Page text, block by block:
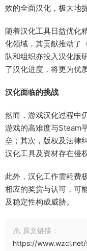
效的全面汉化，极大地
随着汉化工具日益优化
化领域，其贡献推动了
队和组织亦投入汉化版
了汉化进度，将更为优
汉化面临的挑战
然而，游戏汉化过程中
游戏的高难度与Steam
垒；其次，版权及法律
汉化工具及资材存在侵
此外，汉化工作需耗费
相应的奖赏与认可，可
及稳定性构成威胁。
原文链接：
https://